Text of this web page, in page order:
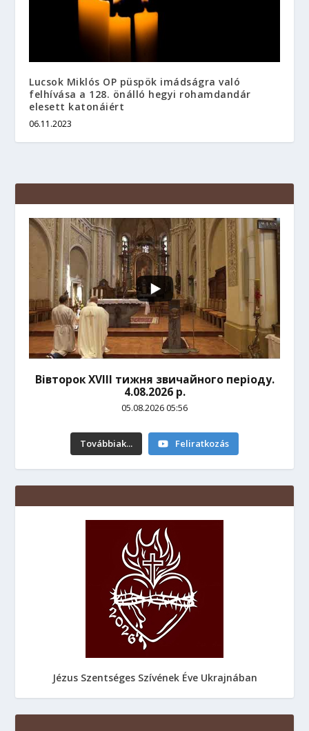
Lucsok Miklós OP püspök imádságra való
felhívása a 128. önálló hegyi rohamdandár
elesett katonáiért
06.11.2023
Вівторок ХVІІІ тижня звичайного періоду.
4.08.2026 р.
05.08.2026 05:56
Továbbiak... Feliratkozás
Jézus Szentséges Szívének Éve Ukrajnában